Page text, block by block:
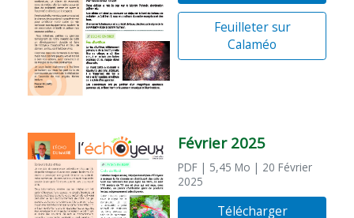
Feuilleter sur
Calaméo
Février 2025
PDF | 5,45 Mo | 20 Février
2025
Télécharger